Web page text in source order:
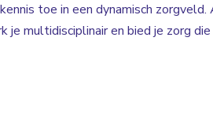
toe in een dynamisch
je multidisciplinair en bied je zorg